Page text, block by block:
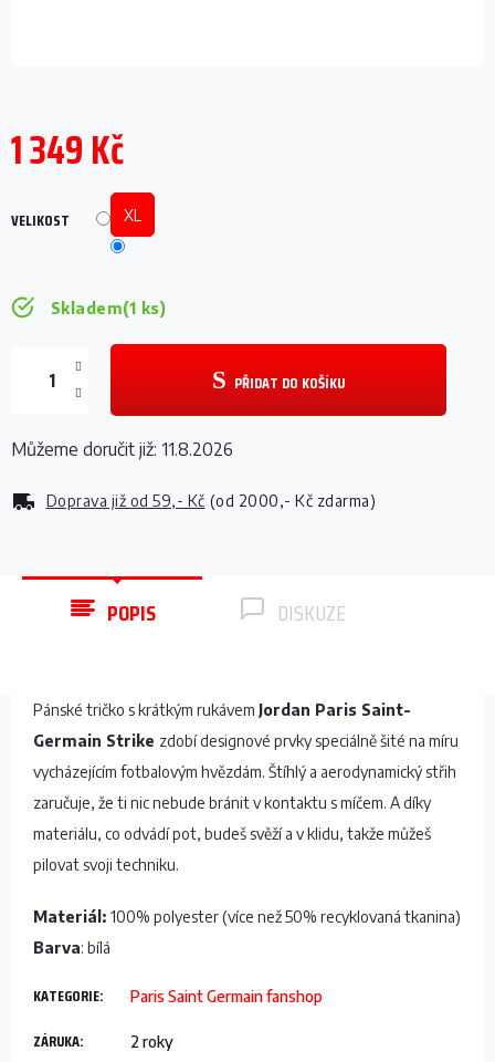
1 349 Kč
cena:
Skladem(1 ks)
Doprava již od 59,- Kč (od 2000,- Kč zdarma)
VELIKOST XL
PŘIDAT DO KOŠÍKU
Můžeme doručit již: 11.8.2026
POPIS DISKUZE
Pánské tričko s krátkým rukávem Jordan Paris Saint-
Germain Strike zdobí designové prvky speciálně šité na míru
vycházejícím fotbalovým hvězdám. Štíhlý a aerodynamický střih
zaručuje, že ti nic nebude bránit v kontaktu s míčem. A díky
materiálu, co odvádí pot, budeš svěží a v klidu, takže můžeš
pilovat svoji techniku.
Materiál: 100% polyester (více než 50% recyklovaná tkanina)
Barva: bílá
KATEGORIE: Paris Saint Germain fanshop
ZÁRUKA: 2 roky